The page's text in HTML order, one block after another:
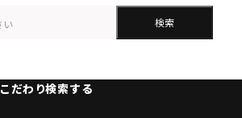
検索
こだわり検索する